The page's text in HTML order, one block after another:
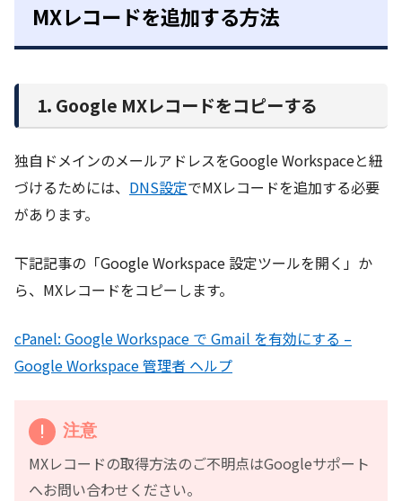
MXレコードを追加する方法
1. Google MXレコードをコピーする
独自ドメインのメールアドレスをGoogle Workspaceと紐
づけるためには、 DNS設定でMXレコードを追加する必要
があります。
下記記事の「Google Workspace 設定ツールを開く」か
ら、MXレコードをコピーします。
cPanel: Google Workspace で Gmail を有効にする –
Google Workspace 管理者 ヘルプ
注意
MXレコードの取得方法のご不明点はGoogleサポート
へお問い合わせください。